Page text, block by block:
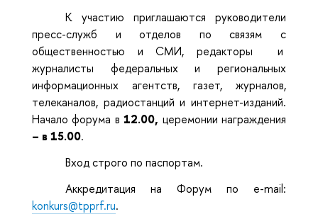
К участию приглашаются руководители
пресс-служб и отделов по связям с
общественностью и СМИ, редакторы и
журналисты федеральных и региональных
информационных агентств, газет, журналов,
телеканалов, радиостанций и интернет-изданий.
Начало форума в12.00, церемонии награждения
– в 15.00.
Вход строго по паспортам.
Аккредитация на Форум по e-mail:
konkurs@tpprf.ru.